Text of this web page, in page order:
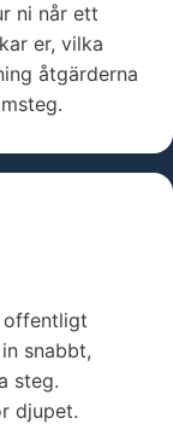
ni når ett
er, vilka
åtgärderna
offentligt
snabbt,
steg.
djupet.